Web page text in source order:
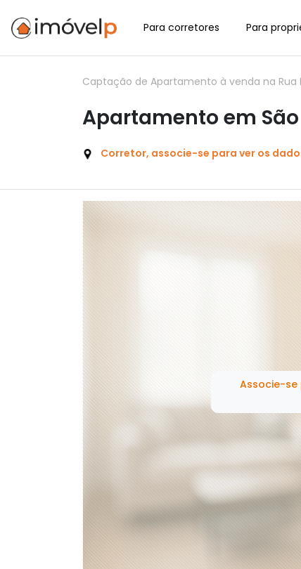
Para corretores Para
Captação de Apartamento à venda na Rua
Apartamento em
Corretor, associe-se para ver os
Associe-